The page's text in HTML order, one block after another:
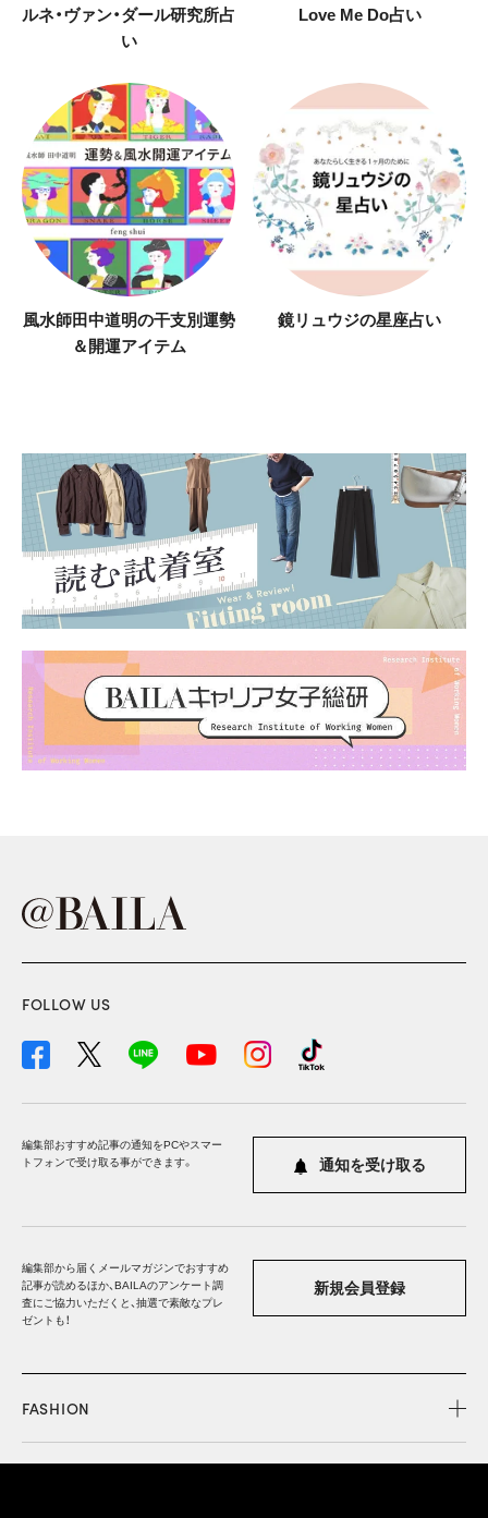
ルネ・ヴァン・ダール研究所占
い
Love Me Do占い
風水師田中道明の干支別運勢
＆開運アイテム
鏡リュウジの星座占い
FOLLOW US
編集部おすすめ記事の通知をPCやスマー
トフォンで受け取る事ができます。
通知を受け取る
編集部から届くメールマガジンでおすすめ
記事が読めるほか、BAILAのアンケート調
査にご協力いただくと、抽選で素敵なプレ
ゼントも！
新規会員登録
FASHION